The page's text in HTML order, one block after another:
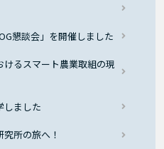
懇談会」を開催しました
るスマート農業取組の現
しました
所の旅へ！